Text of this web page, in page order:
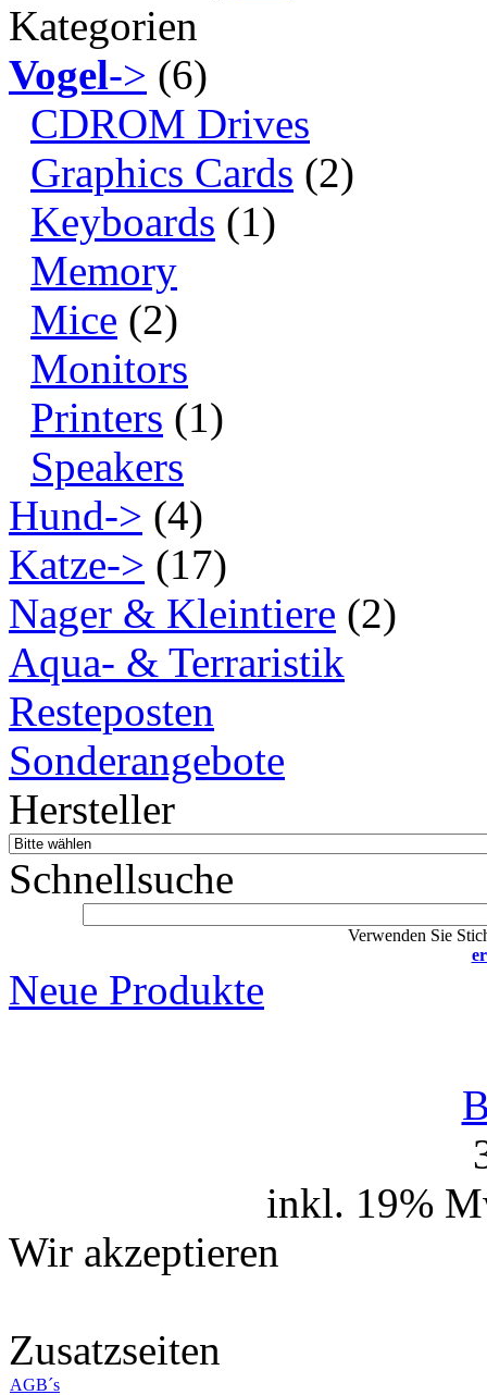
Kategorien
Vogel-> (6)
CDROM Drives
Graphics Cards (2)
Keyboards (1)
Memory
Mice (2)
Monitors
Printers (1)
Speakers
Hund-> (4)
Katze-> (17)
Nager & Kleintiere (2)
Aqua- & Terraristik
Resteposten
Sonderangebote
Hersteller
Schnellsuche
Verwenden Sie
Neue Produkte
inkl. 19%
Wir akzeptieren
Zusatzseiten
AGB´s